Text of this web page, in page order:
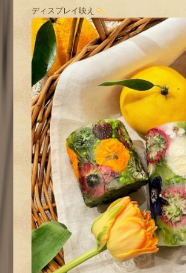
ディスプレイ映え